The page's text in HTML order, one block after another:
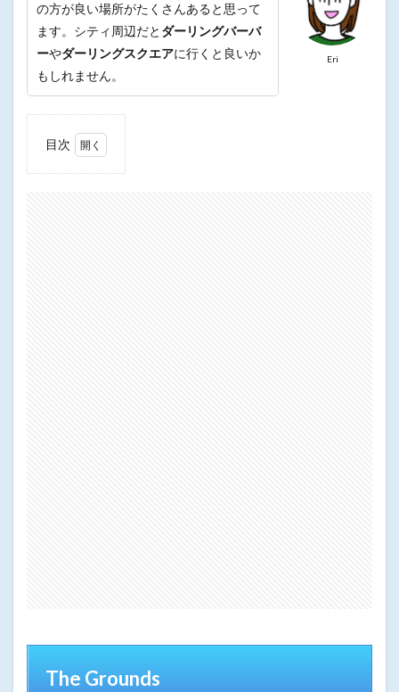
Eri
の方が良い場所がたくさんあると思って
ます。シティ周辺だと ダーリングバーバ
ーやダーリングスクエアに行くと良いか
もしれません。
目次
Mamak
The Grounds